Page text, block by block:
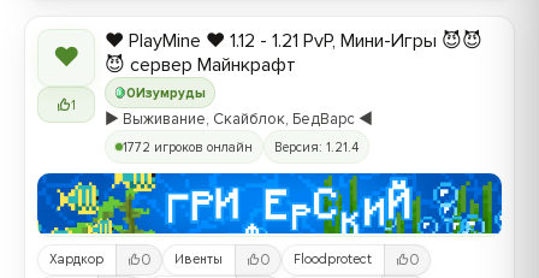
❤
1
0Изумруды
❤️ PlayMine ❤️ 1.12 - 1.21 PvP, Мини-Игры 😈😈
😈 сервер Майнкрафт
▶️ Выживание, Скайблок, БедВарс ◀️
1772 игроков онлайн Версия: 1.21.4
Хардкор 0 Ивенты 0 Floodprotect 0